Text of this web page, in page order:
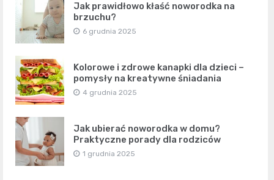
Jak prawidłowo kłaść noworodka na
brzuchu?
6 grudnia 2025
Kolorowe i zdrowe kanapki dla dzieci –
pomysły na kreatywne śniadania
4 grudnia 2025
Jak ubierać noworodka w domu?
Praktyczne porady dla rodziców
1 grudnia 2025